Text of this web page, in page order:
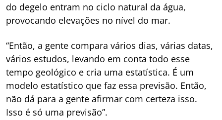
do degelo entram no ciclo natural da água,
provocando elevações no nível do mar.
“Então, a gente compara vários dias, várias datas,
vários estudos, levando em conta todo esse
tempo geológico e cria uma estatística. É um
modelo estatístico que faz essa previsão. Então,
não dá para a gente afirmar com certeza isso.
Isso é só uma previsão”.